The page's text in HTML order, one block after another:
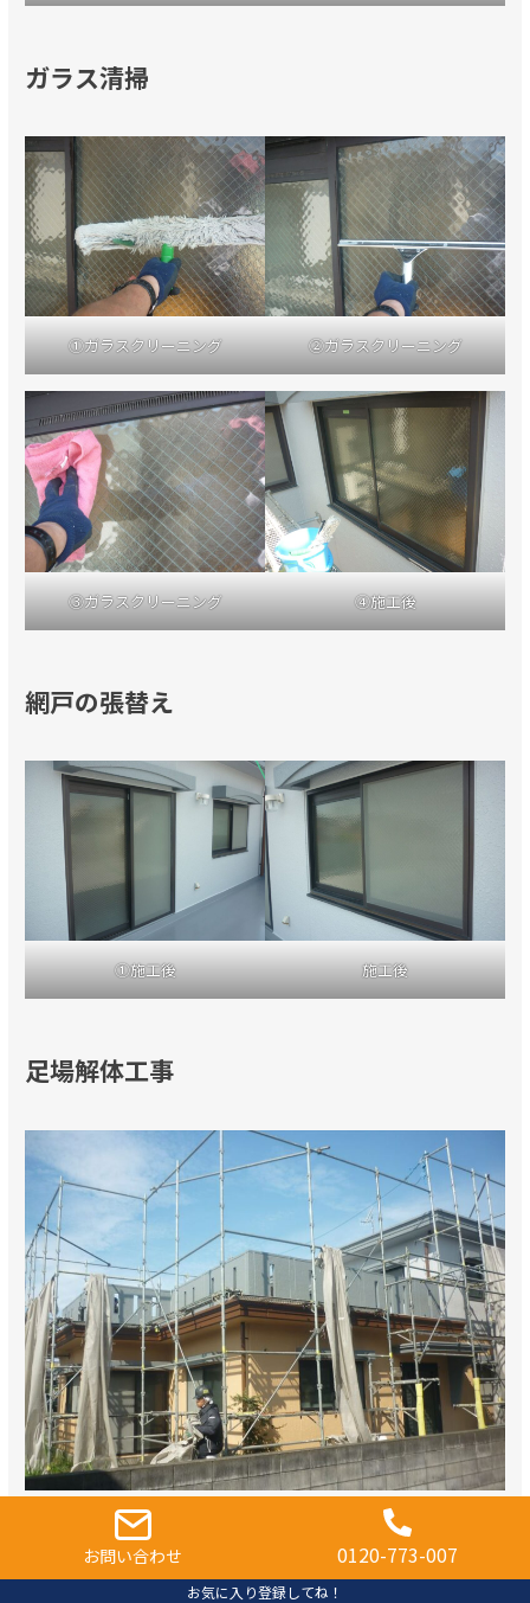
ガラス清掃
①ガラスクリーニング ②ガラスクリーニング
③ガラスクリーニング ④施工後
網戸の張替え
①施工後 施工後
足場解体工事
足場解体作業中
お問い合わせ
0120-773-007
お気に入り登録してね！